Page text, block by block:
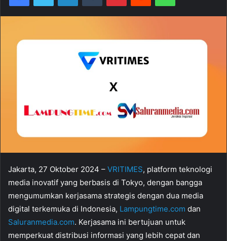
Jakarta, 27 Oktober 2024 – VRITIMES, platform teknologi
media inovatif yang berbasis di Tokyo, dengan bangga
mengumumkan kerjasama strategis dengan dua media
digital terkemuka di Indonesia, Lampungtime.com dan
Saluranmedia.com. Kerjasama ini bertujuan untuk
memperkuat distribusi informasi yang lebih cepat dan